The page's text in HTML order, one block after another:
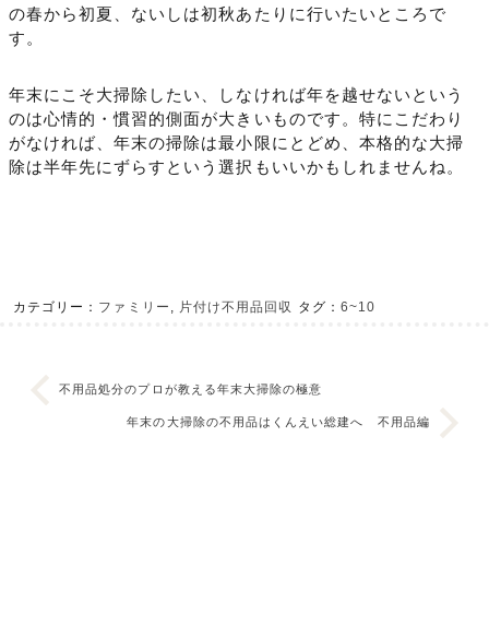
の春から初夏、ないしは初秋あたりに行いたいところで
す。
年末にこそ大掃除したい、しなければ年を越せないという
のは心情的・慣習的側面が大きいものです。特にこだわり
がなければ、年末の掃除は最小限にとどめ、本格的な大掃
除は半年先にずらすという選択もいいかもしれませんね。
カテゴリー： ファミリー , 片付け不用品回収 タグ： 6~10
不用品処分のプロが教える年末大掃除の極意
年末の大掃除の不用品はくんえい総建へ 不用品編